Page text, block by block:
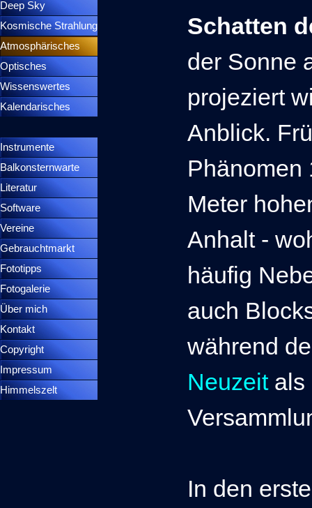
Deep Sky
Kosmische Strahlung
Atmosphärisches
Optisches
Wissenswertes
Kalendarisches
Instrumente
Balkonsternwarte
Literatur
Software
Vereine
Gebrauchtmarkt
Fototipps
Fotogalerie
Über mich
Kontakt
Copyright
Impressum
Himmelszelt
Schatten
der Sonne
projeziert
Anblick.
Phänomen
Meter
Anhalt -
häufig
auch
während
Neuzeit als
In den